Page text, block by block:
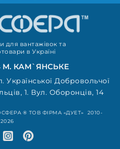
для вантажівок та
в Україні
М. КАМ`ЯНСЬКЕ
Української Добровольчої
1. Вул. Оборонців, 14
® ТОВ ФІРМА «ДУЕТ» 2010-
2026